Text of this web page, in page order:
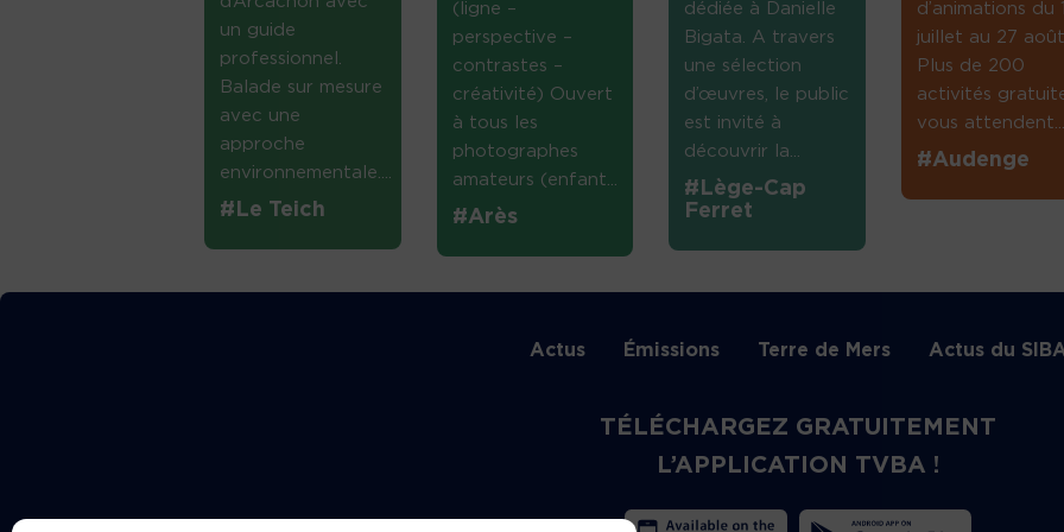
un guide
professionnel.
Balade sur mesure
avec une
approche
environnementale....
#Le Teich
(ligne –
perspective –
contrastes –
créativité) Ouvert
à tous les
photographes
amateurs (enfant...
#Arès
dédiée à Danielle
Bigata. A travers
une sélection
d’œuvres, le public
est invité à
découvrir la...
#Lège-Cap
Ferret
d’animations du 1
juillet au 27 août.
Plus de 200
activités
vous attendent....
#Audenge
Actus Émissions Terre de Mers Actus du
TÉLÉCHARGEZ GRATUITEMENT
L’APPLICATION TVBA !